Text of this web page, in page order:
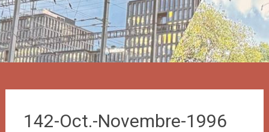
142-Oct.-Novembre-1996